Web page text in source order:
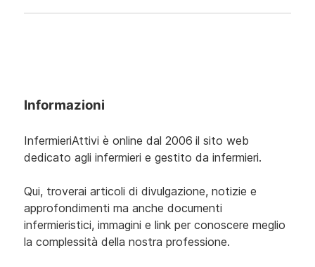
Informazioni
InfermieriAttivi è online dal 2006 il sito web
dedicato agli infermieri e gestito da infermieri.
Qui, troverai articoli di divulgazione, notizie e
approfondimenti ma anche documenti
infermieristici, immagini e link per conoscere meglio
la complessità della nostra professione.